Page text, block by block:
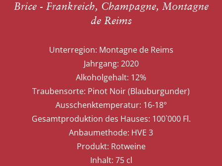
Brice - Frankreich, Champagne, Montagne
de Reims
Unterregion: Montagne de Reims
Jahrgang: 2020
Alkoholgehalt: 12%
Traubensorte: Pinot Noir (Blauburgunder)
Ausschenktemperatur: 16-18°
Gesamtproduktion des Hauses: 100`000 Fl.
Anbaumethode: HVE 3
Produkt: Rotweine
Inhalt: 75 cl